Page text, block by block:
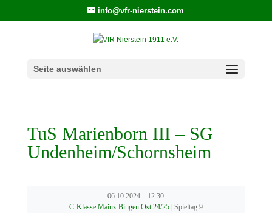
info@vfr-nierstein.com
Seite auswählen
TuS Marienborn III – SG
Undenheim/Schornsheim
06.10.2024 - 12:30
C-Klasse Mainz-Bingen Ost 24/25 | Spieltag 9